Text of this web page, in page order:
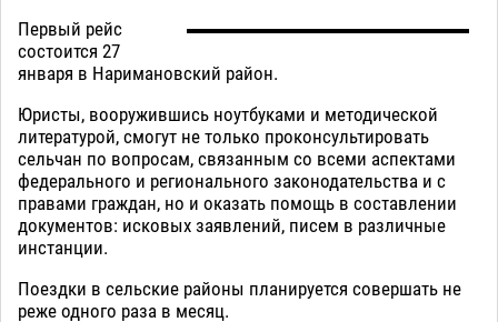
Первый рейс
состоится 27
января в Наримановский район.
Юристы, вооружившись ноутбуками и методической
литературой, смогут не только проконсультировать
сельчан по вопросам, связанным со всеми аспектами
федерального и регионального законодательства и с
правами граждан, но и оказать помощь в составлении
документов: исковых заявлений, писем в различные
инстанции.
Поездки в сельские районы планируется совершать не
реже одного раза в месяц.